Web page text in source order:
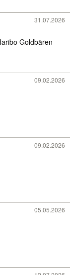
31.07.2026
tüte Haribo Goldbären
09.02.2026
09.02.2026
05.05.2026